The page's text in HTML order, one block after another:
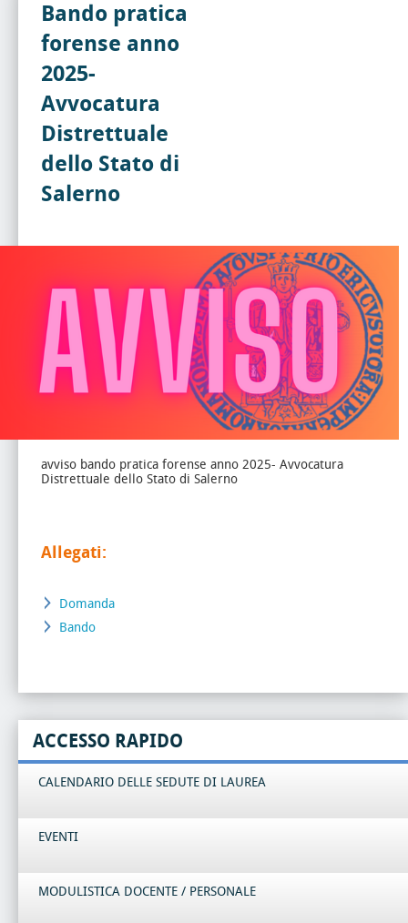
Bando pratica
forense anno
2025-
Avvocatura
Distrettuale
dello Stato di
Salerno
avviso bando pratica forense anno 2025- Avvocatura
Distrettuale dello Stato di Salerno
Allegati:
Domanda
Bando
ACCESSO RAPIDO
CALENDARIO DELLE SEDUTE DI LAUREA
EVENTI
MODULISTICA DOCENTE / PERSONALE